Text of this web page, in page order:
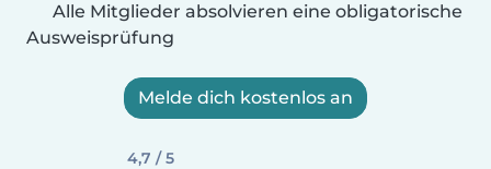
Alle Mitglieder absolvieren eine obligatorische
Ausweisprüfung
Melde dich kostenlos an
4,7 / 5